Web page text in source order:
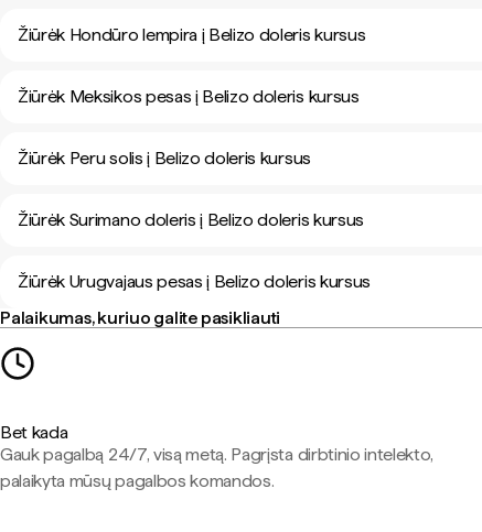
Žiūrėk Hondūro lempira į Belizo doleris kursus
Žiūrėk Meksikos pesas į Belizo doleris kursus
Žiūrėk Peru solis į Belizo doleris kursus
Žiūrėk Surimano doleris į Belizo doleris kursus
Žiūrėk Urugvajaus pesas į Belizo doleris kursus
Palaikumas, kuriuo galite pasikliauti
Bet kada
Gauk pagalbą 24/7, visą metą. Pagrįsta dirbtinio intelekto,
palaikyta mūsų pagalbos komandos.